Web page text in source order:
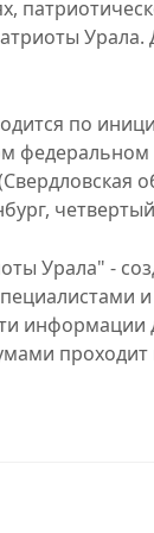
Урала.
по
Урала" -
проходит